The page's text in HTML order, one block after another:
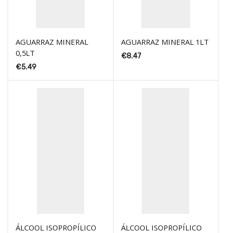
AGUARRAZ MINERAL
0,5LT
€5.49
AGUARRAZ MINERAL 1LT
€8.47
ÁLCOOL ISOPROPÍLICO
ÁLCOOL ISOPROPÍLICO